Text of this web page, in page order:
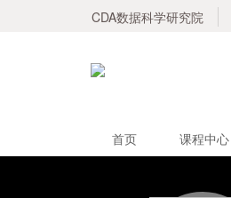
CDA数据科学研究院
首页 课程中心